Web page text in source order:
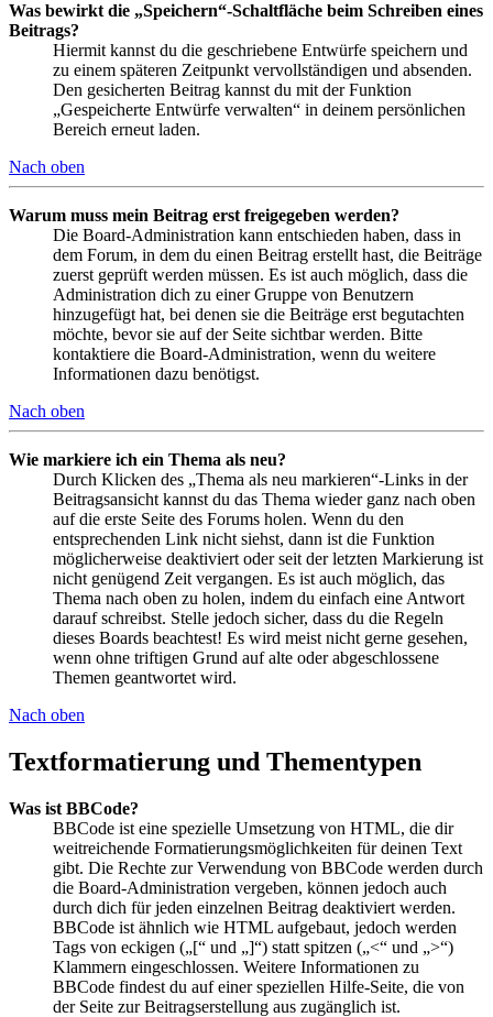
Was bewirkt die „Speichern“-Schaltfläche beim Schreiben eines
Beitrags?
Hiermit kannst du die geschriebene Entwürfe speichern und
zu einem späteren Zeitpunkt vervollständigen und absenden.
Den gesicherten Beitrag kannst du mit der Funktion
„Gespeicherte Entwürfe verwalten“ in deinem persönlichen
Bereich erneut laden.
Nach oben
Warum muss mein Beitrag erst freigegeben werden?
Die Board-Administration kann entschieden haben, dass in
dem Forum, in dem du einen Beitrag erstellt hast, die Beiträge
zuerst geprüft werden müssen. Es ist auch möglich, dass die
Administration dich zu einer Gruppe von Benutzern
hinzugefügt hat, bei denen sie die Beiträge erst begutachten
möchte, bevor sie auf der Seite sichtbar werden. Bitte
kontaktiere die Board-Administration, wenn du weitere
Informationen dazu benötigst.
Nach oben
Wie markiere ich ein Thema als neu?
Durch Klicken des „Thema als neu markieren“-Links in der
Beitragsansicht kannst du das Thema wieder ganz nach oben
auf die erste Seite des Forums holen. Wenn du den
entsprechenden Link nicht siehst, dann ist die Funktion
möglicherweise deaktiviert oder seit der letzten Markierung ist
nicht genügend Zeit vergangen. Es ist auch möglich, das
Thema nach oben zu holen, indem du einfach eine Antwort
darauf schreibst. Stelle jedoch sicher, dass du die Regeln
dieses Boards beachtest! Es wird meist nicht gerne gesehen,
wenn ohne triftigen Grund auf alte oder abgeschlossene
Themen geantwortet wird.
Nach oben
Textformatierung und Thementypen
Was ist BBCode?
BBCode ist eine spezielle Umsetzung von HTML, die dir
weitreichende Formatierungsmöglichkeiten für deinen Text
gibt. Die Rechte zur Verwendung von BBCode werden durch
die Board-Administration vergeben, können jedoch auch
durch dich für jeden einzelnen Beitrag deaktiviert werden.
BBCode ist ähnlich wie HTML aufgebaut, jedoch werden
Tags von eckigen („[“ und „]“) statt spitzen („<“ und „>“)
Klammern eingeschlossen. Weitere Informationen zu
BBCode findest du auf einer speziellen Hilfe-Seite, die von
der Seite zur Beitragserstellung aus zugänglich ist.